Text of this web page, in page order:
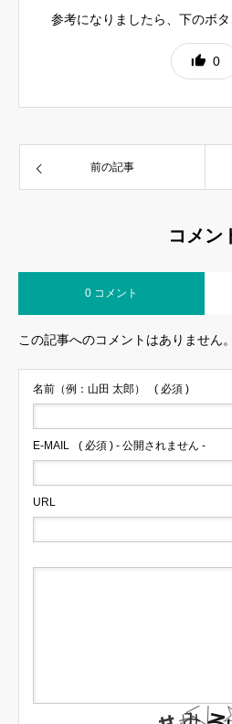
参考になりましたら、下のボタ
0
前の記事
コメン
0 コメント
この記事へのコメントはありません。
名前（例：山田 太郎） ( 必須 )
E-MAIL ( 必須 ) - 公開されません -
URL